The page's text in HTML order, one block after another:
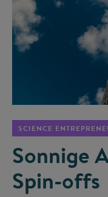
SCIENCE
Sonnige
Spin-offs